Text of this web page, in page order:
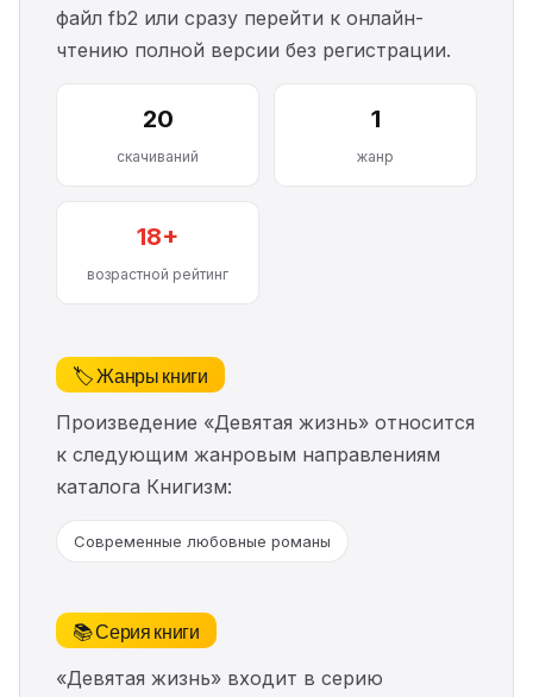
файл fb2 или сразу перейти к онлайн-
чтению полной версии без регистрации.
20
скачиваний
1
жанр
18+
возрастной рейтинг
🏷️ Жанры книги
Произведение «Девятая жизнь» относится
к следующим жанровым направлениям
каталога Книгизм:
Современные любовные романы
📚 Серия книги
«Девятая жизнь» входит в серию